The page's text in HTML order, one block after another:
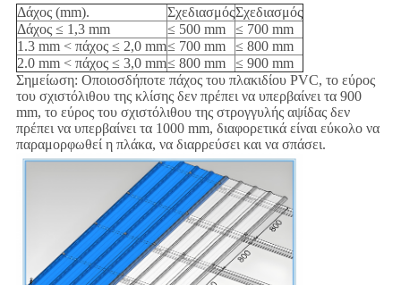
Δάχος (mm).
ΣχεδιασμόςΣχεδιασμός
Δάχος ≤ 1,3 mm
≤ 500 mm
≤ 700 mm
1.3 mm < πάχος ≤ 2,0 mm≤ 700 mm
≤ 800 mm
2.0 mm < πάχος ≤ 3,0 mm≤ 800 mm
≤ 900 mm
Σημείωση: Οποιοσδήποτε πάχος του πλακιδίου PVC, το εύρος
του σχιστόλιθου της κλίσης δεν πρέπει να υπερβαίνει τα 900
mm, το εύρος του σχιστόλιθου της στρογγυλής αψίδας δεν
πρέπει να υπερβαίνει τα 1000 mm, διαφορετικά είναι εύκολο να
παραμορφωθεί η πλάκα, να διαρρεύσει και να σπάσει.